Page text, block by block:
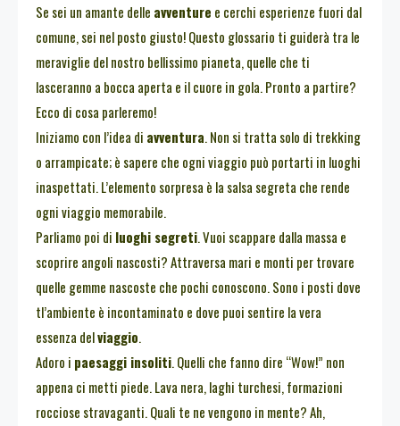
Se sei un amante delle avventure e cerchi esperienze fuori dal
comune, sei nel posto giusto! Questo glossario ti guiderà tra le
meraviglie del nostro bellissimo pianeta, quelle che ti
lasceranno a bocca aperta e il cuore in gola. Pronto a partire?
Ecco di cosa parleremo!
Iniziamo con l’idea di avventura. Non si tratta solo di trekking
o arrampicate; è sapere che ogni viaggio può portarti in luoghi
inaspettati. L’elemento sorpresa è la salsa segreta che rende
ogni viaggio memorabile.
Parliamo poi di luoghi segreti. Vuoi scappare dalla massa e
scoprire angoli nascosti? Attraversa mari e monti per trovare
quelle gemme nascoste che pochi conoscono. Sono i posti dove
tl’ambiente è incontaminato e dove puoi sentire la vera
essenza delviaggio.
Adoro i paesaggi insoliti. Quelli che fanno dire “Wow!” non
appena ci metti piede. Lava nera, laghi turchesi, formazioni
rocciose stravaganti. Quali te ne vengono in mente? Ah,